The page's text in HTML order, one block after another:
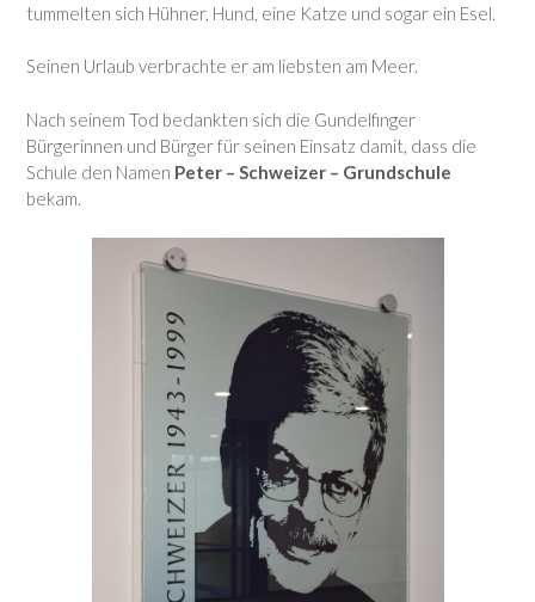
tummelten sich Hühner, Hund, eine Katze und sogar ein Esel.
Seinen Urlaub verbrachte er am liebsten am Meer.
Nach seinem Tod bedankten sich die Gundelfinger
Bürgerinnen und Bürger für seinen Einsatz damit, dass die
Schule den Namen Peter – Schweizer – Grundschule
bekam.